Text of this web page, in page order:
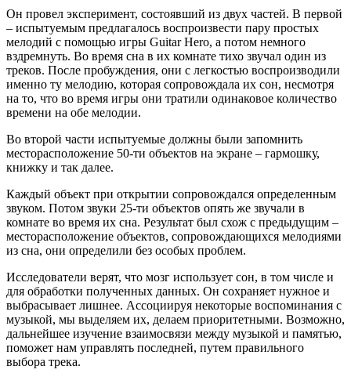
Он провел эксперимент, состоявший из двух частей. В первой
– испытуемым предлагалось воспроизвести пару простых
мелодий с помощью игры Guitar Hero, а потом немного
вздремнуть. Во время сна в их комнате тихо звучал один из
треков. После пробуждения, они с легкостью воспроизводили
именно ту мелодию, которая сопровождала их сон, несмотря
на то, что во время игры они тратили одинаковое количество
времени на обе мелодии.
Во второй части испытуемые должны были запомнить
месторасположение 50-ти объектов на экране – гармошку,
книжку и так далее.
Каждый объект при открытии сопровождался определенным
звуком. Потом звуки 25-ти объектов опять же звучали в
комнате во время их сна. Результат был схож с предыдущим –
месторасположение объектов, сопровождающихся мелодиями
из сна, они определили без особых проблем.
Исследователи верят, что мозг использует сон, в том числе и
для обработки полученных данных. Он сохраняет нужное и
выбрасывает лишнее. Ассоциируя некоторые воспоминания с
музыкой, мы выделяем их, делаем приоритетными. Возможно,
дальнейшее изучение взаимосвязи между музыкой и памятью,
поможет нам управлять последней, путем правильного
выбора трека.